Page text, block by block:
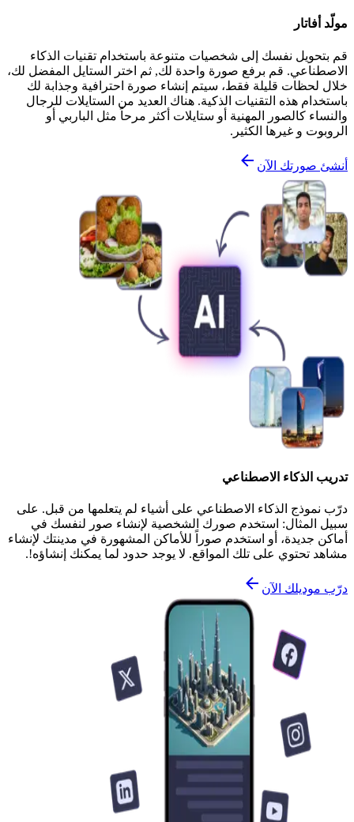
مولّد أفاتار
قم بتحويل نفسك إلى شخصيات متنوعة باستخدام تقنيات الذكاء
الاصطناعي. قم برفع صورة واحدة لك, ثم اختر الستايل المفضل لك،
خلال لحظات قليلة فقط، سيتم إنشاء صورة احترافية وجذابة لك
باستخدام هذه التقنيات الذكية. هناك العديد من الستايلات للرجال
والنساء كالصور المهنية أو ستايلات أكثر مرحاً مثل الباربي أو
الروبوت و غيرها الكثير.
أنشئ صورتك الآن
تدريب الذكاء الاصطناعي
درّب نموذج الذكاء الاصطناعي على أشياء لم يتعلمها من قبل. على
سبيل المثال: استخدم صورك الشخصية لإنشاء صور لنفسك في
أماكن جديدة، أو استخدم صوراً للأماكن المشهورة في مدينتك لإنشاء
مشاهد تحتوي على تلك المواقع. لا يوجد حدود لما يمكنك إنشاؤه!.
درّب موديلك الآن